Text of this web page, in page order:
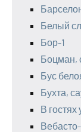
Белый
Бор-1
Боцман,
Бус
Бухта,
В гостях